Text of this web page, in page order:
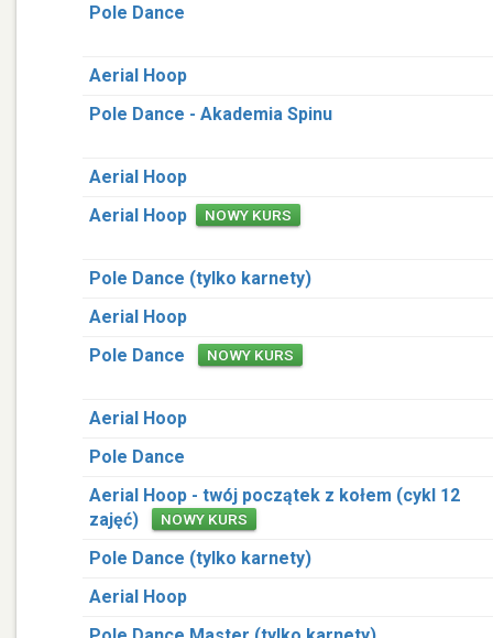
Pole Dance
Aerial Hoop
Pole Dance - Akademia Spinu
Aerial Hoop
Aerial Hoop
NOWY KURS
Pole Dance (tylko karnety)
Aerial Hoop
Pole Dance
NOWY KURS
Aerial Hoop
Pole Dance
Aerial Hoop - twój początek z kołem (cykl 12
zajęć)
NOWY KURS
Pole Dance (tylko karnety)
Aerial Hoop